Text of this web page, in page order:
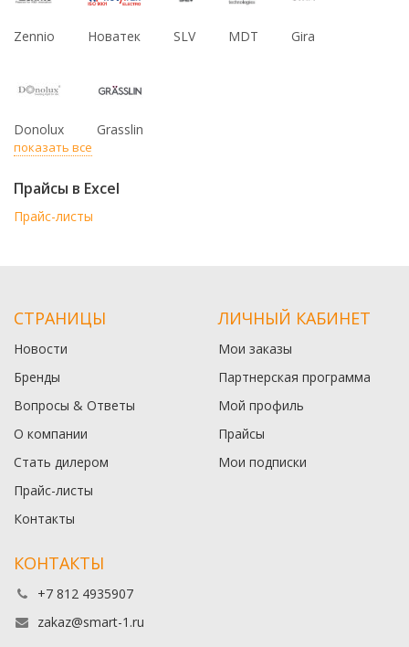
Zennio Новатек SLV MDT Gira
Donolux Grasslin
показать все
Прайсы в Excel
Прайс-листы
СТРАНИЦЫ
Новости
Бренды
Вопросы & Ответы
О компании
Стать дилером
Прайс-листы
Контакты
ЛИЧНЫЙ КАБИНЕТ
Мои заказы
Партнерская программа
Мой профиль
Прайсы
Мои подписки
КОНТАКТЫ
+7 812 4935907
zakaz@smart-1.ru